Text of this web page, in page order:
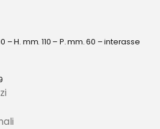
H. mm. 110 – P. mm. 60 – interasse